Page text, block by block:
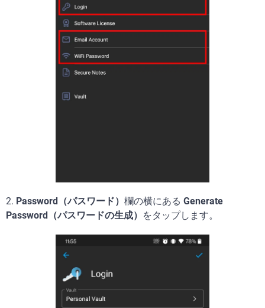
2. Password（パスワード） 欄の横にある Generate
Password（パスワードの生成） をタップします。